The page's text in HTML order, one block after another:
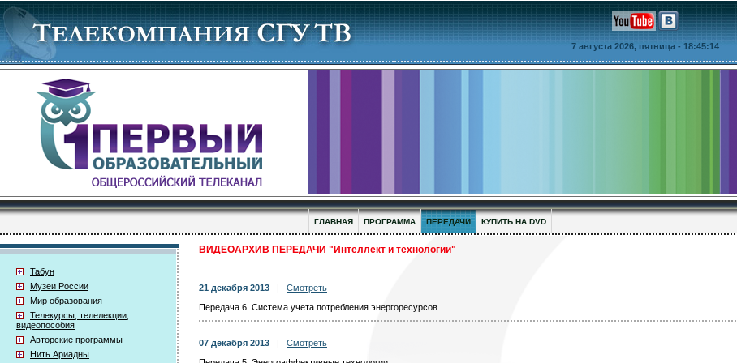
7 августа 2026, пятница - 18:45:14
ГЛАВНАЯ ПРОГРАММА ПЕРЕДАЧИ КУПИТЬ НА DVD
Табун
Музеи России
Мир образования
Телекурсы, телелекции,
видеопособия
Авторские программы
Нить Ариадны
ВИДЕОАРХИВ ПЕРЕДАЧИ "Интеллект и технологии"
21 декабря 2013
Смотреть
Передача 6. Система учета потребления энергоресурсов
07 декабря 2013
Смотреть